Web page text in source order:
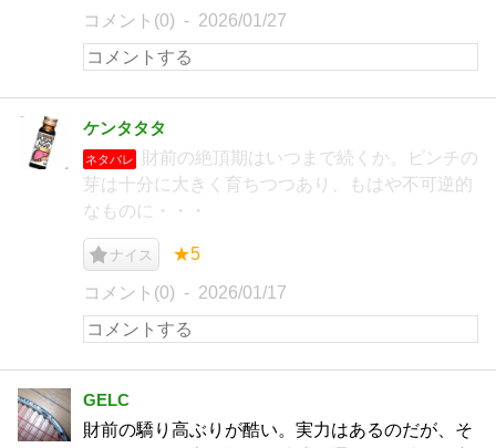
コメント(0) 2026/01/27
ケンタタタ
ネタバレ
財前の絶頂期はいつまで続くか。ピンチの
芽は十分に大きく育ちつつあり、もはや不可逆的
なものに・・・
ナイス ★5
コメント(0) 2026/01/17
GELC
財前の驕り高ぶりが酷い。実力はあるのだが、そ